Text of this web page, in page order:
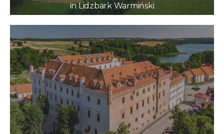
in Lidzbark Warmiński